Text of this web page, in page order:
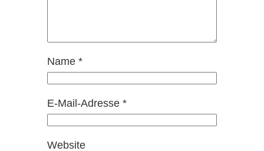
Name *
E-Mail-Adresse *
Website